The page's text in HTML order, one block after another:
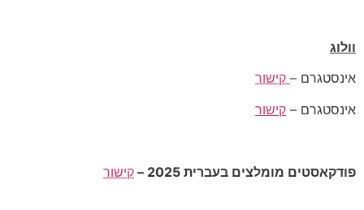
וולוג
אינסטגרם – קישור
אינסטגרם – קישור
פודקאסטים מומלצים בעברית 2025 – קישור